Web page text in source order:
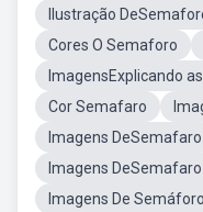
Ilustração
Cores O Semaforo
ImagensExplicando
Cor Semafaro
Imagens DeSemafaro
Imagens
Imagens De